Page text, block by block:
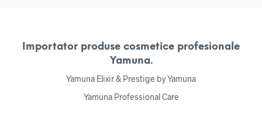
Importator produse cosmetice profesionale
Yamuna.
Yamuna Elixir & Prestige by Yamuna
Yamuna Professional Care